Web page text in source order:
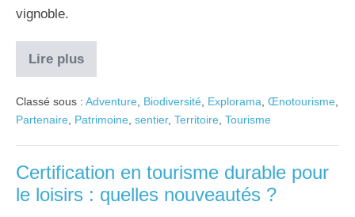
vignoble.
Lire plus
Classé sous : Adventure Biodiversité Explorama Œnotourisme
Partenaire Patrimoine sentier, Territoire Tourisme
Certification en tourisme durable pour
le loisirs : quelles nouveautés ?